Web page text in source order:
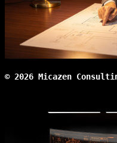
© 2026 Micazen